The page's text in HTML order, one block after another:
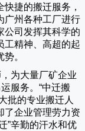
捷的搬迁服务，
广州各种工厂进行
公司发挥其科学的
工精神、高超的起
。
为大量厂矿企业
服务。“中迁搬
批的专业搬迁人
了企业管理劳力资
”辛勤的汗水和优